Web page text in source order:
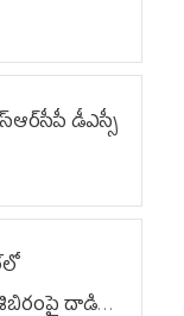
డీఎస్సీ
దాడి